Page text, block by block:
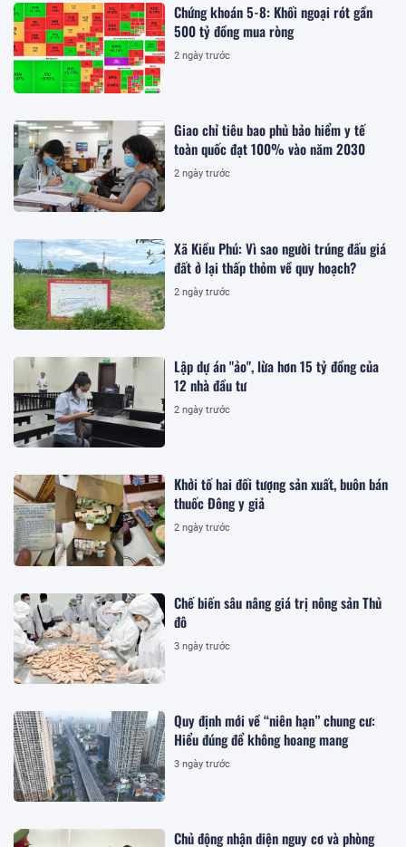
Chứng khoán 5-8: Khối ngoại rót gần
500 tỷ đồng mua ròng
2 ngày trước
Giao chỉ tiêu bao phủ bảo hiểm y tế
toàn quốc đạt 100% vào năm 2030
2 ngày trước
Xã Kiều Phú: Vì sao người trúng đấu giá
đất ở lại thấp thỏm về quy hoạch?
2 ngày trước
Lập dự án "ảo", lừa hơn 15 tỷ đồng của
12 nhà đầu tư
2 ngày trước
Khởi tố hai đối tượng sản xuất, buôn bán
thuốc Đông y giả
2 ngày trước
Chế biến sâu nâng giá trị nông sản Thủ
đô
3 ngày trước
Quy định mới về “niên hạn” chung cư:
Hiểu đúng để không hoang mang
3 ngày trước
Chủ động nhận diện nguy cơ và phòng